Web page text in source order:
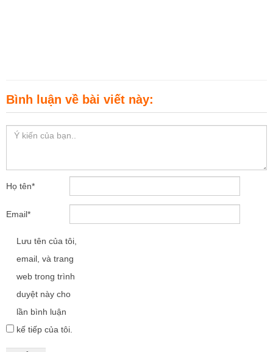
Bình luận về bài viết này:
Họ tên*
Email*
Lưu tên của tôi,
email, và trang
web trong trình
duyệt này cho
lần bình luận
kế tiếp của tôi.